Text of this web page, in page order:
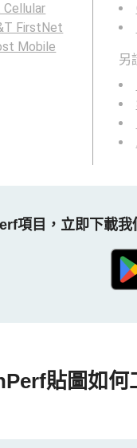
Cellular
FirstNet
Mobile
另
項目，立即下載我
貼圖如何